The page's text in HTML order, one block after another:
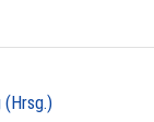
(Hrsg.)